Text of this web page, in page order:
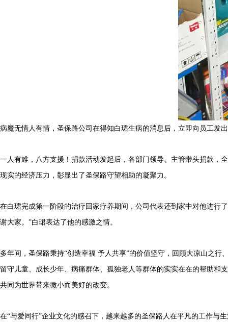
病魔无情人有情，圣保路公司在得知白珺生病的消息后，立即向员工发
一人有难，八方支援！捐款活动发起后，各部门领导、主管带头捐款，
现实的经济压力，彰显出了圣保路守望相助的凝聚力。
在白珺完成第一阶段的治疗回家疗养期间，公司代表还到家中对他进行
谢大家。”白珺表达了他的感激之情。
多年间，圣保路秉持“创造幸福 予人共享”的价值坚守，回顾大凉山之
留守儿童、成长少年、病痛群体、孤独老人等群体的实实在在的帮助和
共同为世界带来微小而美好的改变。
在“与爱同行”企业文化的感召下，越来越多的圣保路人在平凡的工作